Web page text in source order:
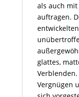
als auch
auftragen.
glattes,
Vergnügen